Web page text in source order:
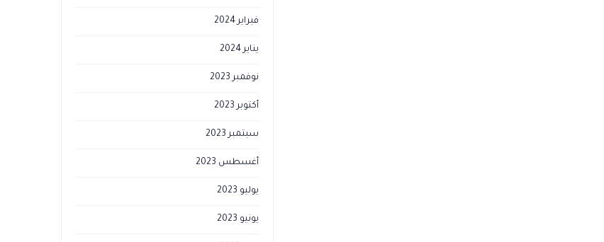
فبراير 2024
يناير 2024
نوفمبر 2023
أكتوبر 2023
سبتمبر 2023
أغسطس 2023
يوليو 2023
يونيو 2023